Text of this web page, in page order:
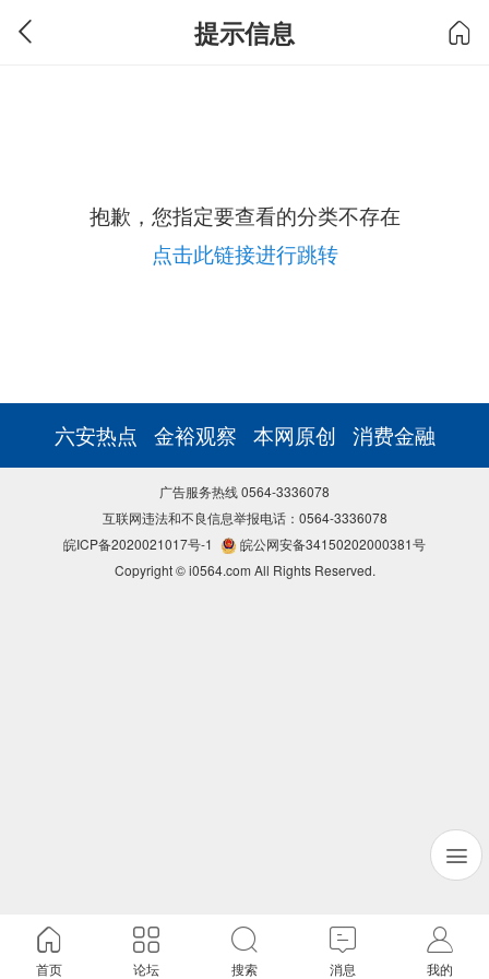
提示信息
抱歉，您指定要查看的分类不存在
点击此链接进行跳转
首页 论坛 搜索 消息 我的
六安热点 金裕观察 本网原创 消费金融
广告服务热线 0564-3336078
互联网违法和不良信息举报电话：0564-3336078
皖ICP备2020021017号-1
皖公网安备34150202000381号
Copyright © i0564.com All Rights Reserved.